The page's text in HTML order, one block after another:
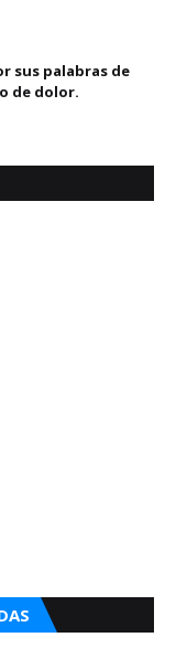
sus palabras de
de dolor.